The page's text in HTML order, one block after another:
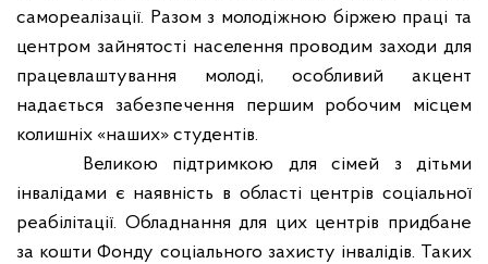
самореалізації. Разом з молодіжною біржею праці та
центром зайнятості населення проводим заходи для
працевлаштування молоді, особливий акцент
надається забезпечення першим робочим місцем
колишніх «наших» студентів.
Великою підтримкою для сімей з дітьми
інвалідами є наявність в області центрів соціальної
реабілітації. Обладнання для цих центрів придбане
за кошти Фонду соціального захисту інвалідів. Таких